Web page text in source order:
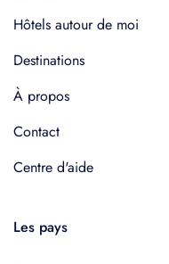
Hôtels autour de moi
Destinations
À propos
Contact
Centre d'aide
Les pays